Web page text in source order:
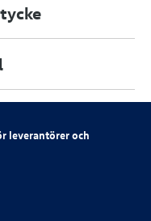
leverantörer och